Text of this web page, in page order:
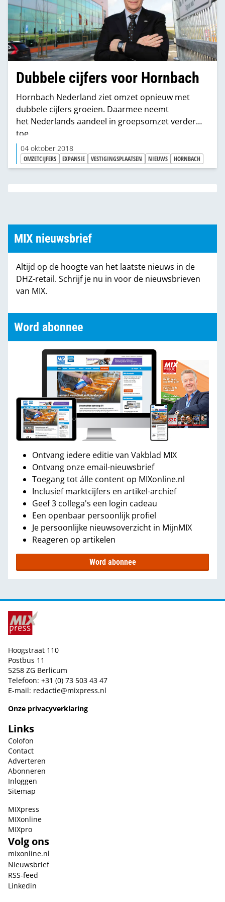
Dubbele cijfers voor Hornbach
Hornbach Nederland ziet omzet opnieuw met
dubbele cijfers groeien. Daarmee neemt
het Nederlands aandeel in groepsomzet verder
toe.
04 oktober 2018
OMZETCIJFERS EXPANSIE VESTIGINGSPLAATSEN NIEUWS HORNBACH
MIX nieuwsbrief
Altijd op de hoogte van het laatste nieuws in de
DHZ-retail. Schrijf je nu in voor de nieuwsbrieven
van MIX.
Word abonnee
Ontvang iedere editie van Vakblad MIX
Ontvang onze email-nieuwsbrief
Toegang tot álle content op MIXonline.nl
Inclusief marktcijfers en artikel-archief
Geef 3 collega's een login cadeau
Een openbaar persoonlijk profiel
Je persoonlijke nieuwsoverzicht in MijnMIX
Reageren op artikelen
Word abonnee
Hoogstraat 110
Postbus 11
5258 ZG Berlicum
Telefoon: +31 (0) 73 503 43 47
E-mail: redactie@mixpress.nl
Onze privacyverklaring
Links
Colofon
Contact
Adverteren
Abonneren
Inloggen
Sitemap
MIXpress
MIXonline
MIXpro
Volg ons
mixonline.nl
Nieuwsbrief
RSS-feed
Linkedin